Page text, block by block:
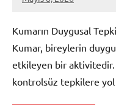
admin
Yorum
Kumarın Duygusal
Kumar, bireylerin
etkileyen bir
kontrolsüz tepkilere